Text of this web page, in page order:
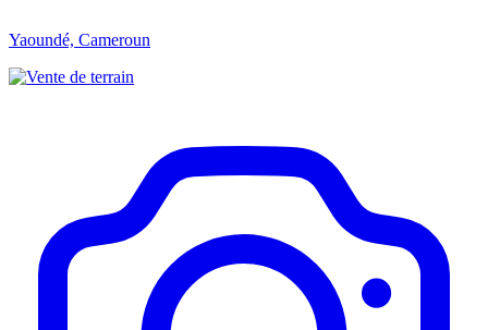
Yaoundé, Cameroun